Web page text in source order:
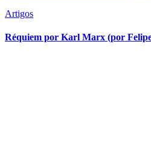
Artigos
Réquiem por Karl Marx (por